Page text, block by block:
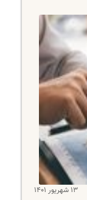
۱۳ شهریور ۱۴۰۱